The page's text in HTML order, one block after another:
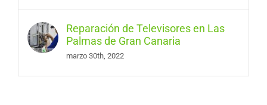
Reparación de Televisores en Las
Palmas de Gran Canaria
marzo 30th, 2022